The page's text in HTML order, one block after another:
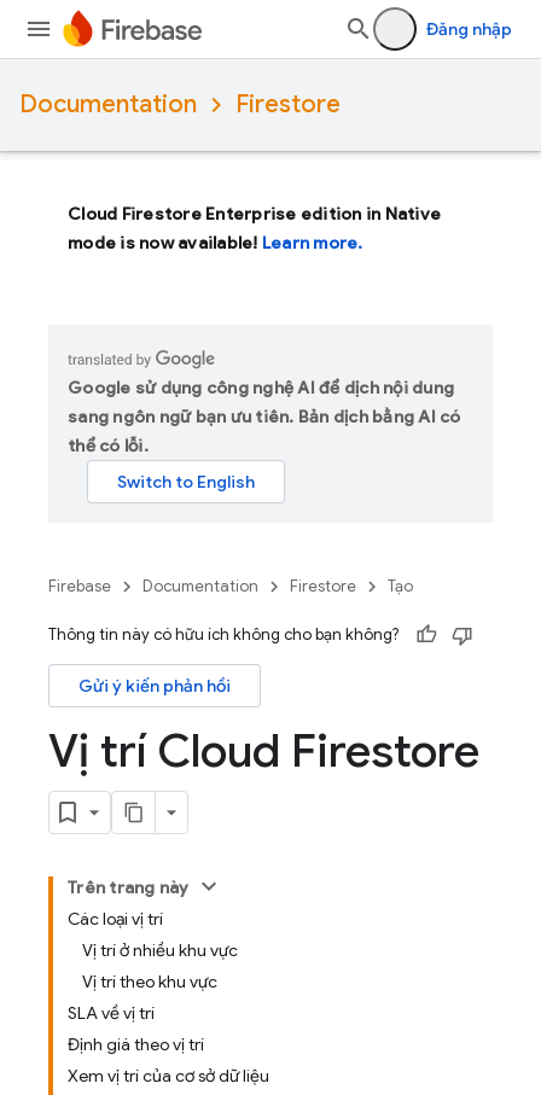
Đăng nhập
Documentation Firestore
Cloud Firestore Enterprise edition in Native
mode is now available! Learn more.
Google sử dụng công nghệ AI để dịch nội dung
sang ngôn ngữ bạn ưu tiên. Bản dịch bằng AI có
thể có lỗi.
Firebase Documentation Firestore Tạo
Thông tin này có hữu ích không cho bạn không?
Gửi ý kiến phản hồi
Vị trí Cloud Firestore
Trên trang này
Các loại vị trí
Vị trí ở nhiều khu vực
Vị trí theo khu vực
SLA về vị trí
Định giá theo vị trí
Xem vị trí của cơ sở dữ liệu